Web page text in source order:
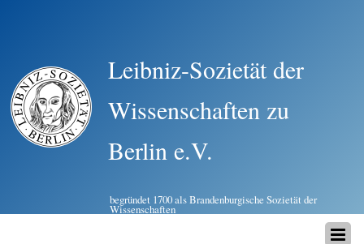
Leibniz-Sozietät der
Wissenschaften zu
Berlin e.V.
begründet 1700 als Brandenburgische Sozietät der
Wissenschaften